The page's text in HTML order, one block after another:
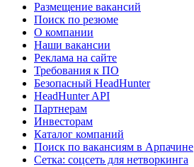
Размещение вакансий
Поиск по резюме
О компании
Наши вакансии
Реклама на сайте
Требования к ПО
Безопасный HeadHunter
HeadHunter API
Партнерам
Инвесторам
Каталог компаний
Поиск по вакансиям в Арпачине
Сетка: соцсеть для нетворкинга